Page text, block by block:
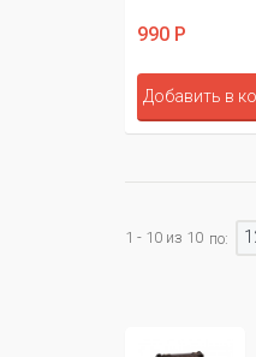
990 Р
Добавить в
1 - 10 из 10 по: